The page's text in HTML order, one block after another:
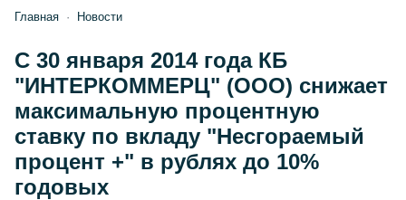
Главная Новости
С 30 января 2014 года КБ
"ИНТЕРКОММЕРЦ" (ООО) снижает
максимальную процентную
ставку по вкладу "Несгораемый
процент +" в рублях до 10%
годовых